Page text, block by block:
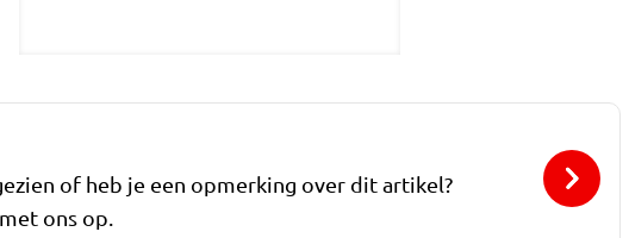
of heb je een opmerking over dit artikel?
ons op.